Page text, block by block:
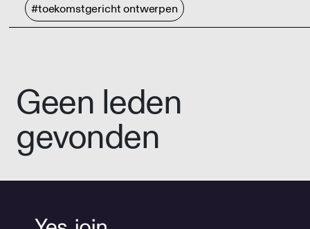
#toekomstgericht ontwerpen
Geen leden
gevonden